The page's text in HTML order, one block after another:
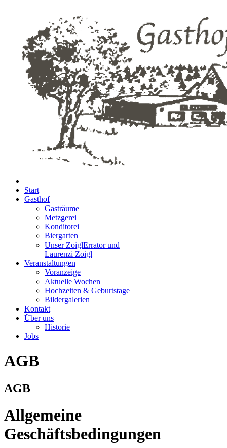
Start
Gasthof
Gasträume
Metzgerei
Konditorei
Biergarten
Unser ZoiglErrator und
Laurenzi Zoigl
Veranstaltungen
Voranzeige
Aktuelle Wochen
Hochzeiten & Geburtstage
Bildergalerien
Kontakt
Über uns
Historie
Jobs
AGB
AGB
Allgemeine
Geschäftsbedingungen